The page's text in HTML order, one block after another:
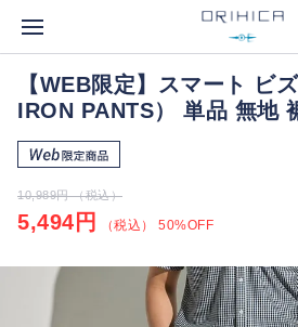
【WEB限定】スマート ビ
IRON PANTS） 単品 無地
10,989円 （税込）
5,494円 （税込） 50%OFF